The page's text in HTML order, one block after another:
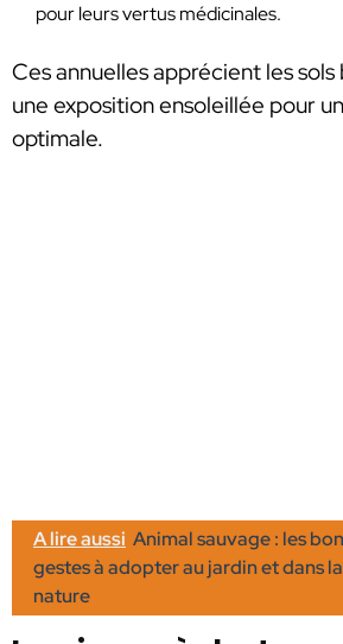
pour leurs vertus médicinales.
Ces annuelles apprécient les
une exposition ensoleillée pour
optimale.
A lire aussi Animal sauvage : les
gestes à adopter au jardin et dans la
nature